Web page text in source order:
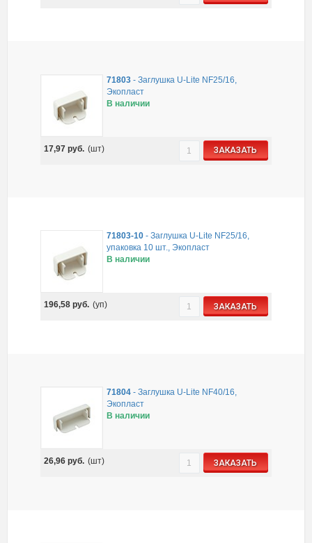
71803 -Заглушка U-Lite NF25/16,
Экопласт
В наличии
17,97руб. (шт) ЗАКАЗАТЬ
71803-10 -Заглушка U-Lite NF25/16,
упаковка 10 шт., Экопласт
В наличии
196,58руб. (уп) ЗАКАЗАТЬ
71804 -Заглушка U-Lite NF40/16,
Экопласт
В наличии
26,96руб. (шт) ЗАКАЗАТЬ